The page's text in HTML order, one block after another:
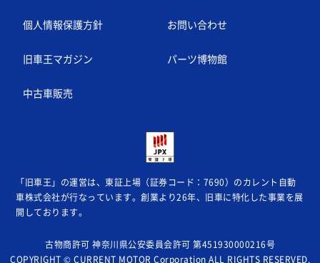
個人情報保護方針 お問い合わせ
旧車王マガジン パーツ博物館
中古車販売
「旧車王」の運営は、東証上場（証券コード：7690）のカレント自動
車株式会社が行なっています。創業より26年、旧車に特化した事業を展
開しております。
古物商許可 神奈川県公安委員会許可 第451930000216号
COPYRIGHT © CURRENT MOTOR Corporation ALL RIGHTS RESERVED.